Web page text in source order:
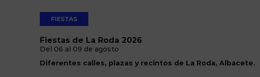
FIESTAS
Fiestas de La Roda 2026
Del 06 al 09 de agosto
Diferentes calles, plazas y recintos de La Roda, Albacete.